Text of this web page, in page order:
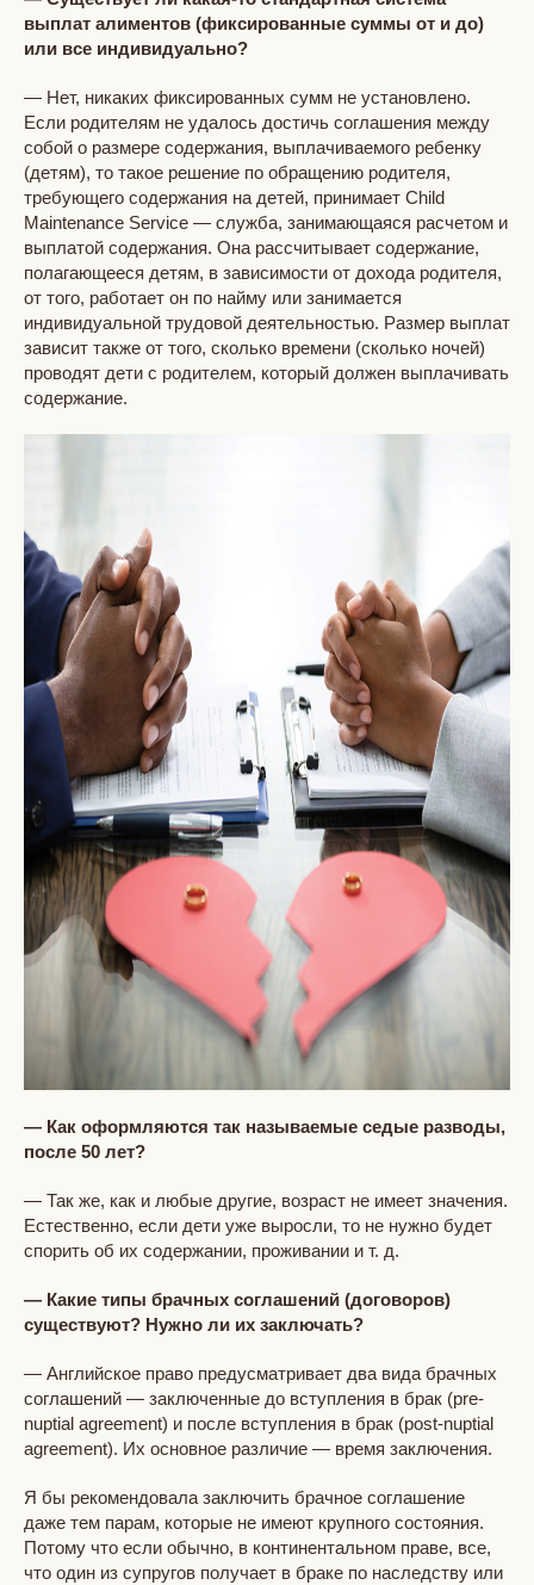
выплат алиментов (фиксированные суммы от и до)
или все индивидуально?
— Нет, никаких фиксированных сумм не установлено.
Если родителям не удалось достичь соглашения между
собой о размере содержания, выплачиваемого ребенку
(детям), то такое решение по обращению родителя,
требующего содержания на детей, принимает Child
Maintenance Service — служба, занимающаяся расчетом и
выплатой содержания. Она рассчитывает содержание,
полагающееся детям, в зависимости от дохода родителя,
от того, работает он по найму или занимается
индивидуальной трудовой деятельностью. Размер выплат
зависит также от того, сколько времени (сколько ночей)
проводят дети с родителем, который должен выплачивать
содержание.
— Как оформляются так называемые седые разводы,
после 50 лет?
— Так же, как и любые другие, возраст не имеет значения.
Естественно, если дети уже выросли, то не нужно будет
спорить об их содержании, проживании и т. д.
— Какие типы брачных соглашений (договоров)
существуют? Нужно ли их заключать?
— Английское право предусматривает два вида брачных
соглашений — заключенные до вступления в брак (pre-
nuptial agreement) и после вступления в брак (post-nuptial
agreement). Их основное различие — время заключения.
Я бы рекомендовала заключить брачное соглашение
даже тем парам, которые не имеют крупного состояния.
Потому что если обычно, в континентальном праве, все,
что один из супругов получает в браке по наследству или